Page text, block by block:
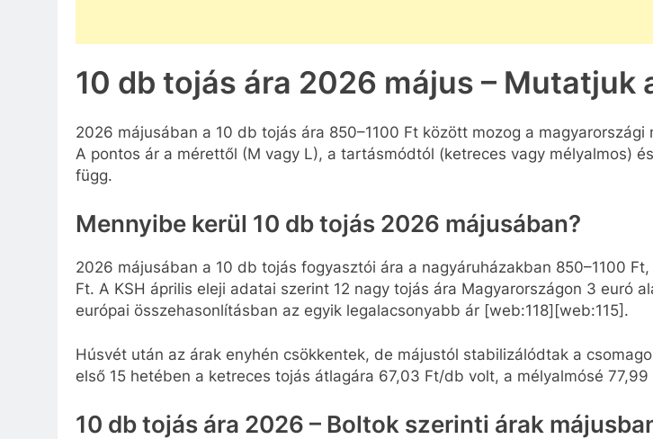
10 db tojás ára 2026 május – Mutatjuk
2026 májusában a 10 db tojás ára 850–1100 Ft között mozog a magyarországi
A pontos ár a mérettől (M vagy L), a tartásmódtól (ketreces vagy mélyalmos)
függ.
Mennyibe kerül 10 db tojás 2026 májusában?
2026 májusában a 10 db tojás fogyasztói ára a nagyáruházakban 850–1100
Ft. A KSH április eleji adatai szerint 12 nagy tojás ára Magyarországon 3 euró
európai összehasonlításban az egyik legalacsonyabb ár [web:118][web:115].
Húsvét után az árak enyhén csökkentek, de májustól stabilizálódtak a
első 15 hetében a ketreces tojás átlagára 67,03 Ft/db volt, a mélyalmósé
10 db tojás ára 2026 – Boltok szerinti árak